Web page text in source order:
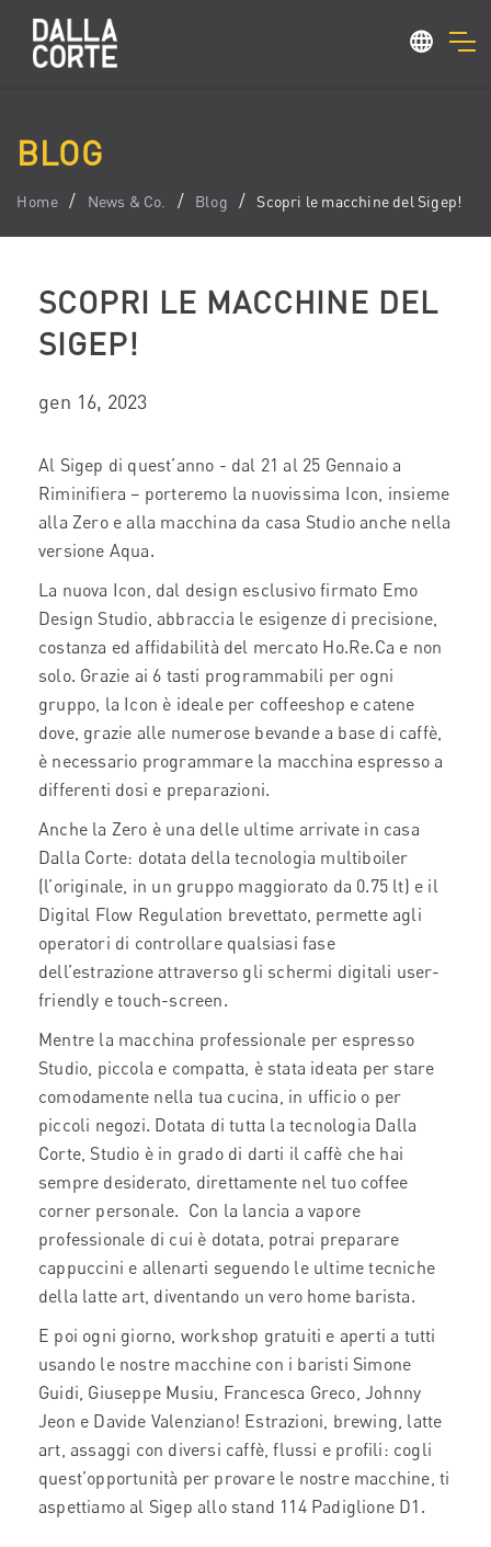
BLOG
Home News & Co. Blog Scopri le macchine del Sigep!
SCOPRI LE MACCHINE DEL
SIGEP!
gen 16, 2023
Al Sigep di quest’anno - dal 21 al 25 Gennaio a
Riminifiera – porteremo la nuovissima Icon, insieme
alla Zero e alla macchina da casa Studio anche nella
versione Aqua.
La nuova Icon, dal design esclusivo firmato Emo
Design Studio, abbraccia le esigenze di precisione,
costanza ed affidabilità del mercato Ho.Re.Ca e non
solo. Grazie ai 6 tasti programmabili per ogni
gruppo, la Icon è ideale per coffeeshop e catene
dove, grazie alle numerose bevande a base di caffè,
è necessario programmare la macchina espresso a
differenti dosi e preparazioni.
Anche la Zero è una delle ultime arrivate in casa
Dalla Corte: dotata della tecnologia multiboiler
(l’originale, in un gruppo maggiorato da 0.75 lt) e il
Digital Flow Regulation brevettato, permette agli
operatori di controllare qualsiasi fase
dell’estrazione attraverso gli schermi digitali user-
friendly e touch-screen.
Mentre la macchina professionale per espresso
Studio, piccola e compatta, è stata ideata per stare
comodamente nella tua cucina, in ufficio o per
piccoli negozi. Dotata di tutta la tecnologia Dalla
Corte, Studio è in grado di darti il caffè che hai
sempre desiderato, direttamente nel tuo coffee
corner personale. Con la lancia a vapore
professionale di cui è dotata, potrai preparare
cappuccini e allenarti seguendo le ultime tecniche
della latte art, diventando un vero home barista.
E poi ogni giorno, workshop gratuiti e aperti a tutti
usando le nostre macchine con i baristi Simone
Guidi, Giuseppe Musiu, Francesca Greco, Johnny
Jeon e Davide Valenziano! Estrazioni, brewing, latte
art, assaggi con diversi caffè, flussi e profili: cogli
quest’opportunità per provare le nostre macchine, ti
aspettiamo al Sigep allo stand 114 Padiglione D1.